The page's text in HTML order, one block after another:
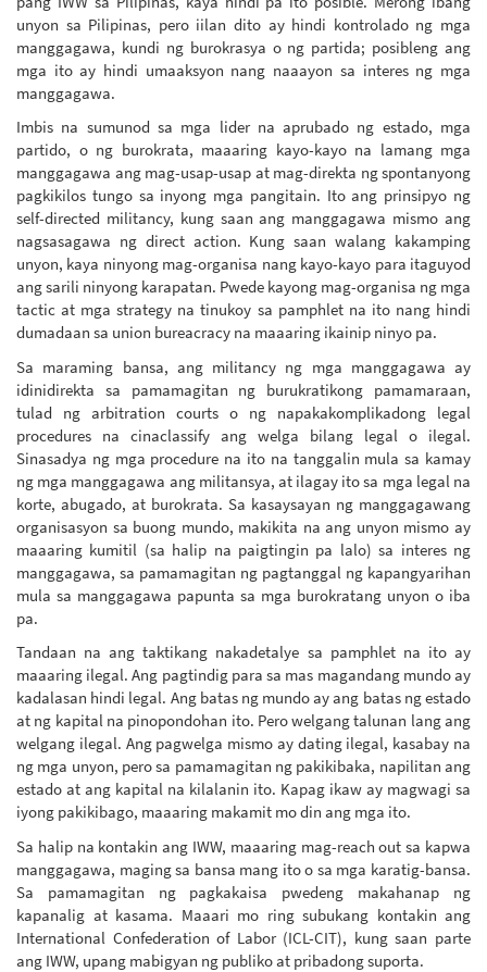
unyon sa Pilipinas, pero iilan dito ay hindi kontrolado ng mga
manggagawa, kundi ng burokrasya o ng partida; posibleng ang
mga ito ay hindi umaaksyon nang naaayon sa interes ng mga
manggagawa.
Imbis na sumunod sa mga lider na aprubado ng estado, mga
partido, o ng burokrata, maaaring kayo-kayo na lamang mga
manggagawa ang mag-usap-usap at mag-direkta ng spontanyong
pagkikilos tungo sa inyong mga pangitain. Ito ang prinsipyo ng
self-directed militancy, kung saan ang manggagawa mismo ang
nagsasagawa ng direct action. Kung saan walang kakamping
unyon, kaya ninyong mag-organisa nang kayo-kayo para itaguyod
ang sarili ninyong karapatan. Pwede kayong mag-organisa ng mga
tactic at mga strategy na tinukoy sa pamphlet na ito nang hindi
dumadaan sa union bureacracy na maaaring ikainip ninyo pa.
Sa maraming bansa, ang militancy ng mga manggagawa ay
idinidirekta sa pamamagitan ng burukratikong pamamaraan,
tulad ng arbitration courts o ng napakakomplikadong legal
procedures na cinaclassify ang welga bilang legal o ilegal.
Sinasadya ng mga procedure na ito na tanggalin mula sa kamay
ng mga manggagawa ang militansya, at ilagay ito sa mga legal na
korte, abugado, at burokrata. Sa kasaysayan ng manggagawang
organisasyon sa buong mundo, makikita na ang unyon mismo ay
maaaring kumitil (sa halip na paigtingin pa lalo) sa interes ng
manggagawa, sa pamamagitan ng pagtanggal ng kapangyarihan
mula sa manggagawa papunta sa mga burokratang unyon o iba
pa.
Tandaan na ang taktikang nakadetalye sa pamphlet na ito ay
maaaring ilegal. Ang pagtindig para sa mas magandang mundo ay
kadalasan hindi legal. Ang batas ng mundo ay ang batas ng estado
at ng kapital na pinopondohan ito. Pero welgang talunan lang ang
welgang ilegal. Ang pagwelga mismo ay dating ilegal, kasabay na
ng mga unyon, pero sa pamamagitan ng pakikibaka, napilitan ang
estado at ang kapital na kilalanin ito. Kapag ikaw ay magwagi sa
iyong pakikibago, maaaring makamit mo din ang mga ito.
Sa halip na kontakin ang IWW, maaaring mag-reach out sa kapwa
manggagawa, maging sa bansa mang ito o sa mga karatig-bansa.
Sa pamamagitan ng pagkakaisa pwedeng makahanap ng
kapanalig at kasama. Maaari mo ring subukang kontakin ang
International Confederation of Labor (ICL-CIT), kung saan parte
ang IWW, upang mabigyan ng publiko at pribadong suporta.